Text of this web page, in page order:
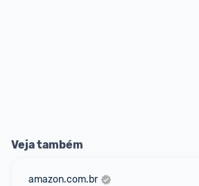
Veja também
amazon.com.br